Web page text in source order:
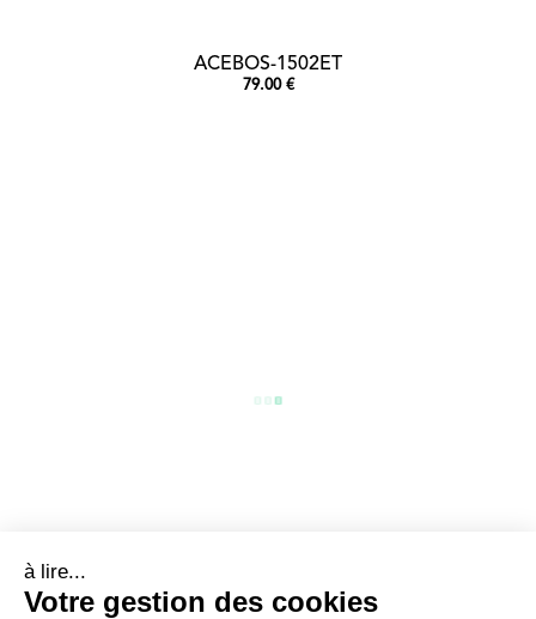
ACEBOS-1502ET
79.00 €
à lire...
Votre gestion des cookies